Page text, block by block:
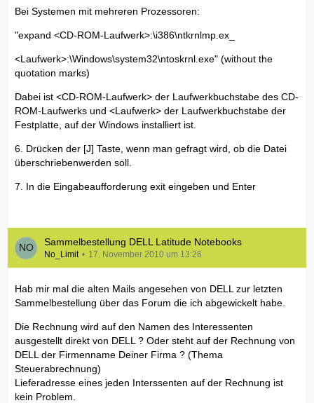
Bei Systemen mit mehreren Prozessoren:
"expand <CD-ROM-Laufwerk>:\i386\ntkrnlmp.ex_
<Laufwerk>:\Windows\system32\ntoskrnl.exe" (without the
quotation marks)
Dabei ist <CD-ROM-Laufwerk> der Laufwerkbuchstabe des CD-
ROM-Laufwerks und <Laufwerk> der Laufwerkbuchstabe der
Festplatte, auf der Windows installiert ist.
6. Drücken der [J] Taste, wenn man gefragt wird, ob die Datei
überschriebenwerden soll.
7. In die Eingabeaufforderung exit eingeben und Enter
Sammelbestellung DELL Latitude Notebooks
No_Limit 17. November 2010 um 13:26
Hab mir mal die alten Mails angesehen von DELL zur letzten
Sammelbestellung über das Forum die ich abgewickelt habe.
Die Rechnung wird auf den Namen des Interessenten
ausgestellt direkt von DELL ? Oder steht auf der Rechnung von
DELL der Firmenname Deiner Firma ? (Thema
Steuerabrechnung)
Lieferadresse eines jeden Interssenten auf der Rechnung ist
kein Problem.